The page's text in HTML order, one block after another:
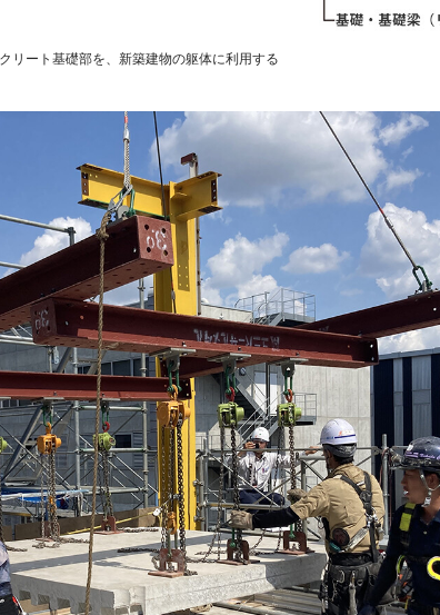
リート基礎部を、新築建物の躯体に利用する